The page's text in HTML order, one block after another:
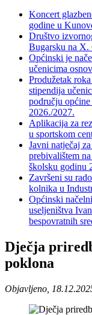
Koncert
godine u
Društvo
Bugarsku na X.
Općinski je
učenicima
Produžetak
stipendija
području
2026./2027.
Aplikacija za
u sportskom
Javni natječaj
prebivalištem
školsku godinu
Završeni su
kolnika u
Općinski
useljeništva
bespovratnih
Dječja
poklona
Objavljeno,